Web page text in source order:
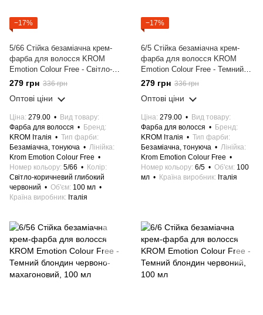
−17%
5/66 Стійка безаміачна крем-
фарба для волосся KROM
Emotion Colour Free - Світло-
коричневий глибокий червоний,
100 мл
279 грн 336 грн
Оптові ціни
Ціна 279.00
Вид товару
Фарба для волосся
Бренд
KROM Італія
Тип фарби
Безаміачна, тонуюча
Лінійка
Krom Emotion Colour Free
Номер кольору 5/66
Колір
Світло-коричневий глибокий
червоний
Об'єм 100 мл
Країна виробник
Італія
−17%
6/5 Стійка безаміачна крем-
фарба для волосся KROM
Emotion Colour Free - Темний
блондин махагоновий, 100 мл
279 грн 336 грн
Оптові ціни
Ціна 279.00
Вид товару
Фарба для волосся
Бренд
KROM Італія
Тип фарби
Безаміачна, тонуюча
Лінійка
Krom Emotion Colour Free
Номер кольору 6/5 Об'єм 100
мл
Країна виробник Італія